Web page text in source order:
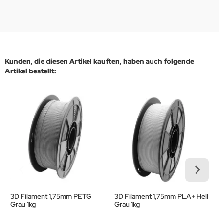
Kunden, die diesen Artikel kauften, haben auch folgende
Artikel bestellt:
3D Filament 1,75mm PETG
Grau 1kg
3D Filament 1,75mm PLA+ Hell
Grau 1kg